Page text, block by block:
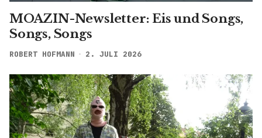
MOAZIN-Newsletter: Eis und Songs,
Songs, Songs
ROBERT HOFMANN 2. JULI 2026